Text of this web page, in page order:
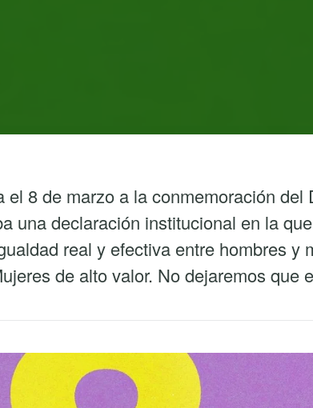
el 8 de marzo a la conmemoración del
una declaración institucional en la
real y efectiva entre hombres y
de alto valor. No dejaremos que